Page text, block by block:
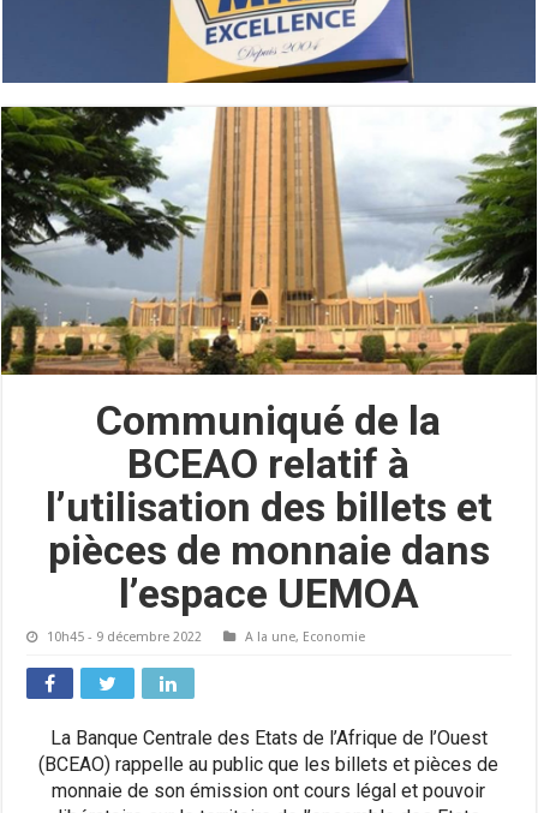
Communiqué de la
BCEAO relatif à
l’utilisation des billets et
pièces de monnaie dans
l’espace UEMOA
10h45 - 9 décembre 2022 A la une, Economie
La Banque Centrale des Etats de l’Afrique de l’Ouest
(BCEAO) rappelle au public que les billets et pièces de
monnaie de son émission ont cours légal et pouvoir